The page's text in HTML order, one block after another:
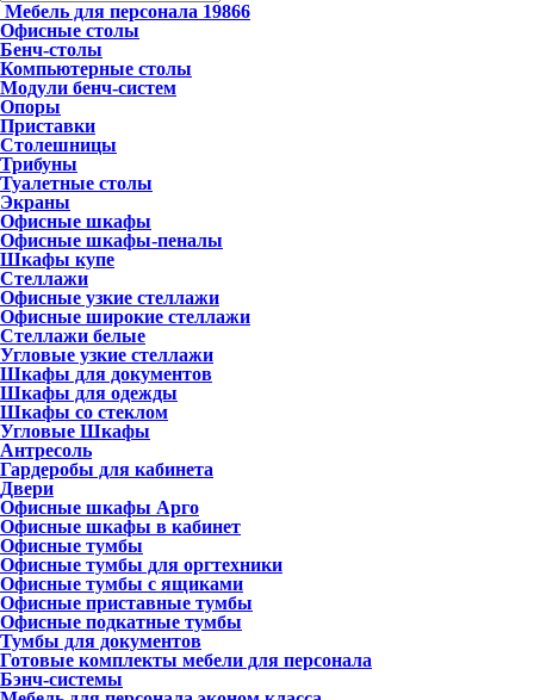
Мебель для персонала 19866
Офисные столы
Бенч-столы
Компьютерные столы
Модули бенч-систем
Опоры
Приставки
Столешницы
Трибуны
Туалетные столы
Экраны
Офисные шкафы
Офисные шкафы-пеналы
Шкафы купе
Стеллажи
Офисные узкие стеллажи
Офисные широкие стеллажи
Стеллажи белые
Угловые узкие стеллажи
Шкафы для документов
Шкафы для одежды
Шкафы со стеклом
Угловые Шкафы
Антресоль
Гардеробы для кабинета
Двери
Офисные шкафы Арго
Офисные шкафы в кабинет
Офисные тумбы
Офисные тумбы для оргтехники
Офисные тумбы с ящиками
Офисные приставные тумбы
Офисные подкатные тумбы
Тумбы для документов
Готовые комплекты мебели для персонала
Бэнч-системы